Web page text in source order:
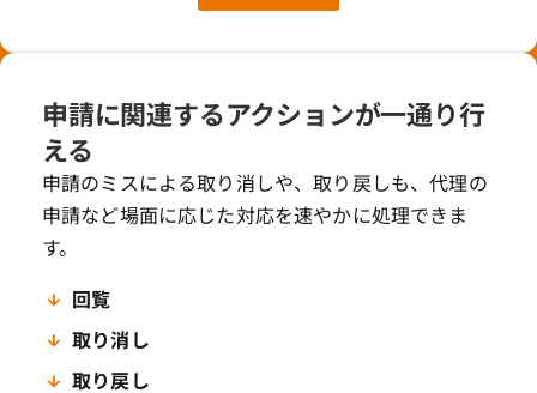
申請に関連するアクションが一通り行
える
申請のミスによる取り消しや、取り戻しも、代理の
申請など場面に応じた対応を速やかに処理できま
す。
回覧
取り消し
取り戻し